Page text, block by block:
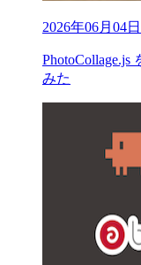
2026年06月04日
PhotoCollage.js
みた